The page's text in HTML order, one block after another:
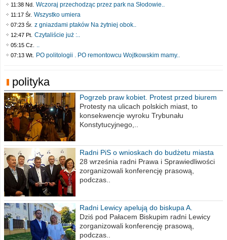
11:38 Nd. Wczoraj przechodząc przez park na Słodowie..
11:17 Śr. Wszystko umiera
07:23 Śr. z gniazdami ptaków Na żytniej obok..
12:47 Pt. Czytaliście już :..
05:15 Cz. ..
07:13 Wt. PO politologii . PO remontowcu Wojtkowskim mamy..
polityka
Pogrzeb praw kobiet. Protest przed biurem
poselskim PiS
Protesty na ulicach polskich miast, to
konsekwencje wyroku Trybunału
Konstytucyjnego,..
Radni PiS o wnioskach do budżetu miasta
na 2021 rok
28 września radni Prawa i Sprawiedliwości
zorganizowali konferencję prasową,
podczas..
Radni Lewicy apelują do biskupa A.
Wiesława Meringa
Dziś pod Pałacem Biskupim radni Lewicy
zorganizowali konferencję prasową,
podczas..